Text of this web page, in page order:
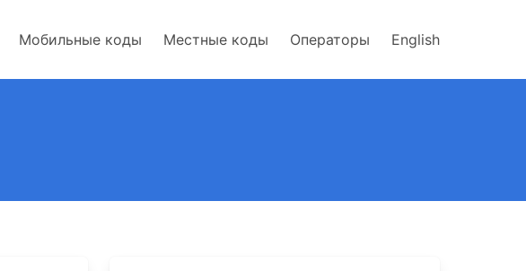
Мобильные коды Местные коды Операторы English